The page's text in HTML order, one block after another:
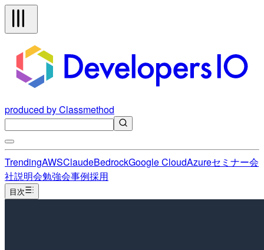
produced by Classmethod
TrendingAWSClaudeBedrockGoogle CloudAzureセミナー会
社説明会勉強会事例採用
目次